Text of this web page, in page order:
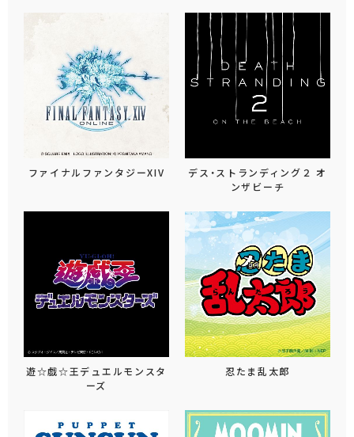
ファイナルファンタジーXIV
デス・ストランディング２ オ
ンザビーチ
遊☆戯☆王デュエルモンスタ
ーズ
忍たま乱太郎